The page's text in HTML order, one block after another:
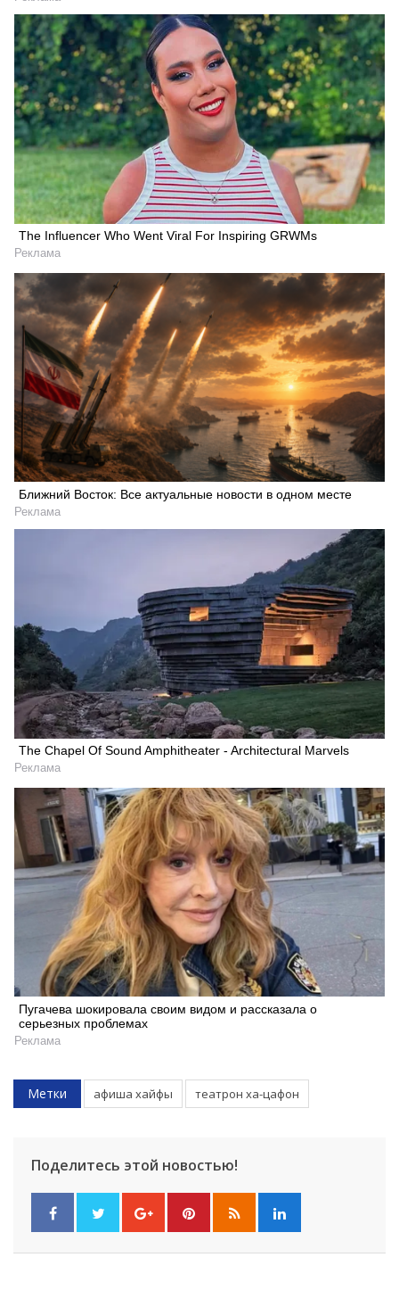
Искать
The Influencer Who Went Viral For Inspiring GRWMs
Реклама
Ближний Восток: Все актуальные новости в одном месте
Реклама
The Chapel Of Sound Amphitheater - Architectural Marvels
Реклама
Пугачева шокировала своим видом и рассказала о
серьезных проблемах
Реклама
Метки афиша хайфы театрон ха-цафон
Поделитесь этой новостью!